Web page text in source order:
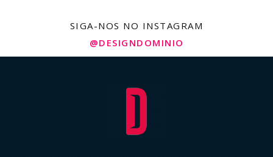
SIGA-NOS NO INSTAGRAM
@DESIGNDOMINIO